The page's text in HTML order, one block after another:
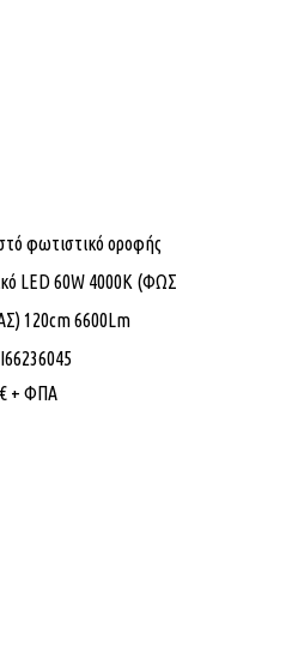
φωτιστικό οροφής
LED 60W 4000K (ΦΩΣ
120cm 6600Lm
+ ΦΠΑ